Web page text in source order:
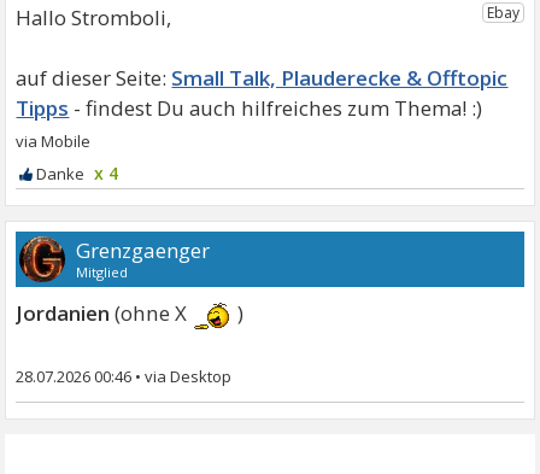
Hallo Stromboli,
Small Talk, Plauderecke & Offtopic
Tipps
x 4
Grenzgaenger
Mitglied
Jordanien (ohne X )
28.07.2026 00:46 •